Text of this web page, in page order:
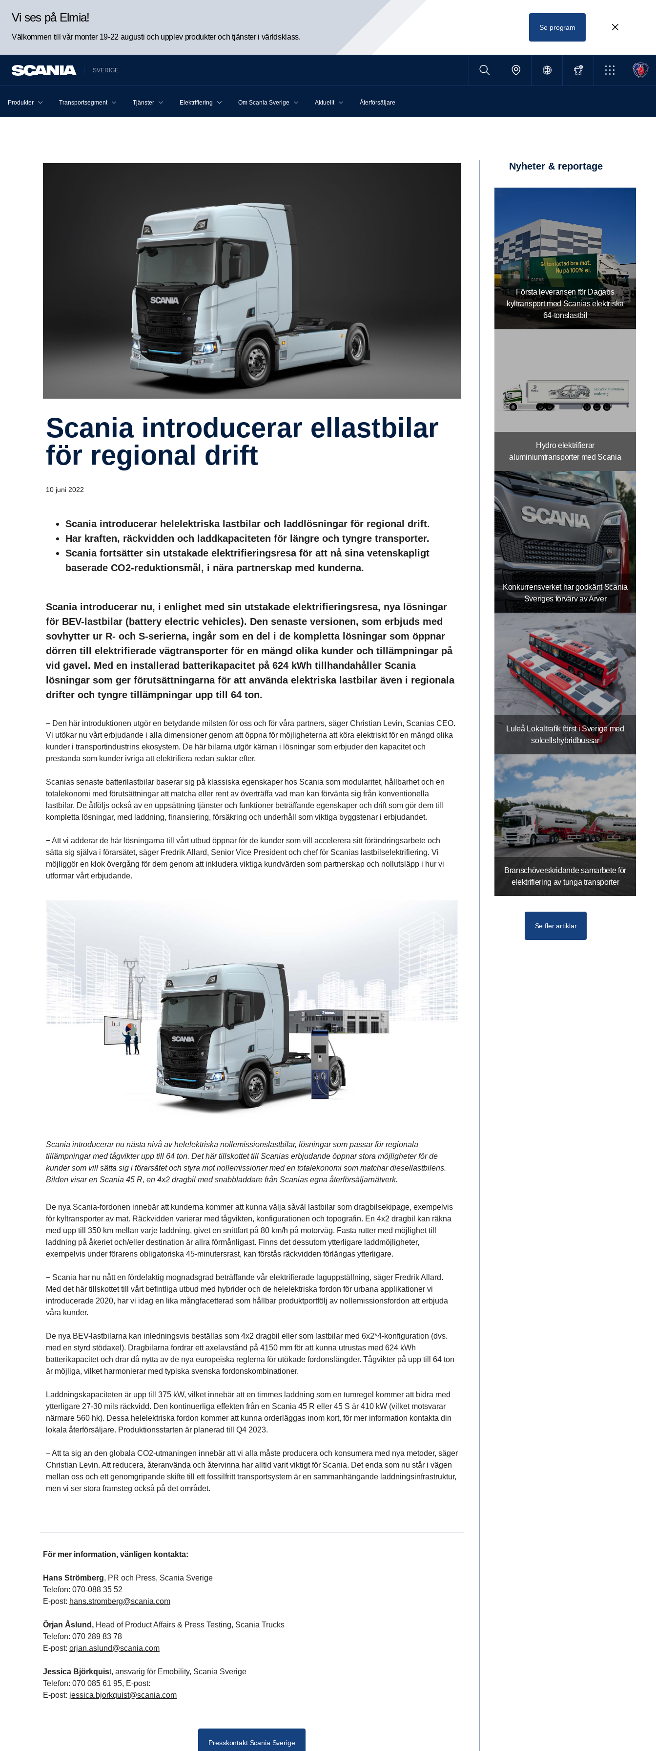
Vi ses på Elmia!
Välkommen till vår monter 19-22 augusti och upplev produkter och tjänster i världsklass.
Se program
SVERIGE
Produkter Transportsegment Tjänster Elektrifiering Om Scania Sverige Aktuellt Återförsäljare
Scania intro­du­cerar ellast­bilar
för regional drift
10 juni 2022
Scania introducerar helelektriska lastbilar och laddlösningar för regional drift.
Har kraften, räckvidden och laddkapaciteten för längre och tyngre transporter.
Scania fortsätter sin utstakade elektrifieringsresa för att nå sina veten­skapligt
baserade CO2-reduktionsmål, i nära partnerskap med kunderna.
Scania introducerar nu, i enlighet med sin utstakade elektrifieringsresa, nya lösningar
för BEV-lastbilar (battery electric vehicles). Den senaste versionen, som erbjuds med
sovhytter ur R- och S-serierna, ingår som en del i de kompletta lösningar som öppnar
dörren till elektrifierade väg­transporter för en mängd olika kunder och tillämp­ningar på
vid gavel. Med en installerad batterikapacitet på 624 kWh tillhandahåller Scania
lösningar som ger förut­sättningarna för att använda elektriska lastbilar även i regionala
drifter och tyngre tillämpningar upp till 64 ton.
− Den här introduktionen utgör en betydande milsten för oss och för våra partners, säger Christian Levin, Scanias CEO.
Vi utökar nu vårt erbjudande i alla dimensioner genom att öppna för möjligheterna att köra elektriskt för en mängd olika
kunder i transportindustrins ekosystem. De här bilarna utgör kärnan i lösningar som erbjuder den kapacitet och
prestanda som kunder ivriga att elektrifiera redan suktar efter.
Scanias senaste batterilastbilar baserar sig på klassiska egenskaper hos Scania som modularitet, hållbarhet och en
totalekonomi med förutsättningar att matcha eller rent av överträffa vad man kan förvänta sig från konventionella
lastbilar. De åtföljs också av en uppsättning tjänster och funktioner beträffande egenskaper och drift som gör dem till
kompletta lösningar, med laddning, finansiering, försäkring och underhåll som viktiga byggstenar i erbjudandet.
− Att vi adderar de här lösningarna till vårt utbud öppnar för de kunder som vill accelerera sitt förändringsarbete och
sätta sig själva i förarsätet, säger Fredrik Allard, Senior Vice President och chef för Scanias lastbilselektrifiering. Vi
möjliggör en klok övergång för dem genom att inkludera viktiga kundvärden som partnerskap och nollutsläpp i hur vi
utformar vårt erbjudande.
Scania introducerar nu nästa nivå av helelektriska nollemissionslastbilar, lösningar som passar för regionala
tillämpningar med tågvikter upp till 64 ton. Det här tillskottet till Scanias erbjudande öppnar stora möjligheter för de
kunder som vill sätta sig i förarsätet och styra mot nollemissioner med en totalekonomi som matchar diesellastbilens.
Bilden visar en Scania 45 R, en 4x2 dragbil med snabbladdare från Scanias egna återförsäljarnätverk.
De nya Scania-fordonen innebär att kunderna kommer att kunna välja såväl lastbilar som dragbilsekipage, exempelvis
för kyltransporter av mat. Räckvidden varierar med tågvikten, konfigurationen och topografin. En 4x2 dragbil kan räkna
med upp till 350 km mellan varje laddning, givet en snittfart på 80 km/h på motorväg. Fasta rutter med möjlighet till
laddning på åkeriet och/eller destination är allra förmånligast. Finns det dessutom ytterligare laddmöjligheter,
exempelvis under förarens obligatoriska 45-minutersrast, kan förstås räckvidden förlängas ytterligare.
− Scania har nu nått en fördelaktig mognadsgrad beträffande vår elektrifierade laguppställning, säger Fredrik Allard.
Med det här tillskottet till vårt befintliga utbud med hybrider och de helelektriska fordon för urbana applikationer vi
introducerade 2020, har vi idag en lika mångfacetterad som hållbar produktportfölj av nollemissionsfordon att erbjuda
våra kunder.
De nya BEV-lastbilarna kan inledningsvis beställas som 4x2 dragbil eller som lastbilar med 6x2*4-konfiguration (dvs.
med en styrd stödaxel). Dragbilarna fordrar ett axelavstånd på 4150 mm för att kunna utrustas med 624 kWh
batterikapacitet och drar då nytta av de nya europeiska reglerna för utökade fordonslängder. Tågvikter på upp till 64 ton
är möjliga, vilket harmonierar med typiska svenska fordonskombinationer.
Laddningskapaciteten är upp till 375 kW, vilket innebär att en timmes laddning som en tumregel kommer att bidra med
ytterligare 27-30 mils räckvidd. Den kontinuerliga effekten från en Scania 45 R eller 45 S är 410 kW (vilket motsvarar
närmare 560 hk). Dessa helelektriska fordon kommer att kunna orderläggas inom kort, för mer information kontakta din
lokala återförsäljare. Produktionsstarten är planerad till Q4 2023.
− Att ta sig an den globala CO2-utmaningen innebär att vi alla måste producera och konsumera med nya metoder, säger
Christian Levin. Att reducera, återanvända och återvinna har alltid varit viktigt för Scania. Det enda som nu står i vägen
mellan oss och ett genomgripande skifte till ett fossilfritt transportsystem är en sammanhängande laddningsinfrastruktur,
men vi ser stora framsteg också på det området.
För mer information, vänligen kontakta:
Hans Strömberg, PR och Press, Scania Sverige
Telefon: 070-088 35 52
E-post: hans.stromberg@scania.com
Örjan Åslund, Head of Product Affairs & Press Testing, Scania Trucks
Telefon: 070 289 83 78
E-post: orjan.aslund@scania.com
Jessica Björkquist, ansvarig för Emobility, Scania Sverige
Telefon: 070 085 61 95, E-post:
E-post: jessica.bjorkquist@scania.com
Presskontakt Scania Sverige
Nyheter & reportage
Första leveransen för Dagabs
kyltransport med Scanias elektriska
64-tonslastbil
Hydro elektrifierar
aluminiumtransporter med Scania
Konkurrensverket har godkänt Scania
Sveriges förvärv av Arver
Luleå Lokaltrafik först i Sverige med
solcellshybridbussar
Branschöverskridande samarbete för
elektrifiering av tunga transporter
Se fler artiklar